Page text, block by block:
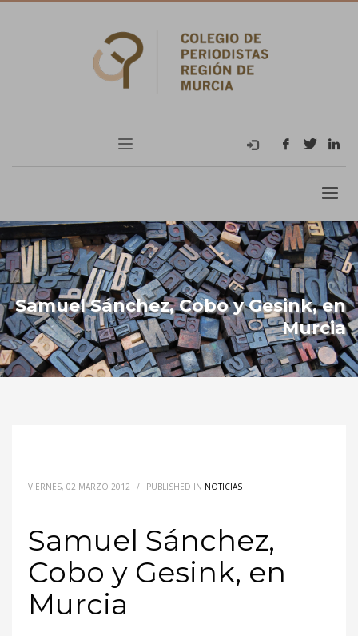
Samuel Sánchez, Cobo y Gesink, en
Murcia
VIERNES, 02 MARZO 2012 / PUBLISHED IN NOTICIAS
Samuel Sánchez,
Cobo y Gesink, en
Murcia